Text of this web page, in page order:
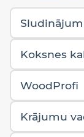
Koksnes
WoodProfi
Krājumu